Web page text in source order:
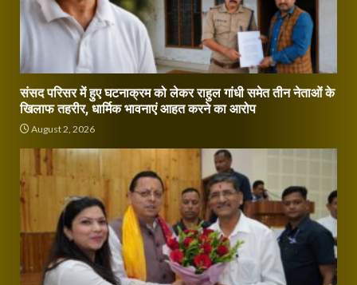
संसद परिसर में हुए घटनाक्रम को लेकर राहुल गांधी समेत तीन नेताओं के
खिलाफ तहरीर, धार्मिक भावनाएं आहत करने का आरोप
August 2, 2026